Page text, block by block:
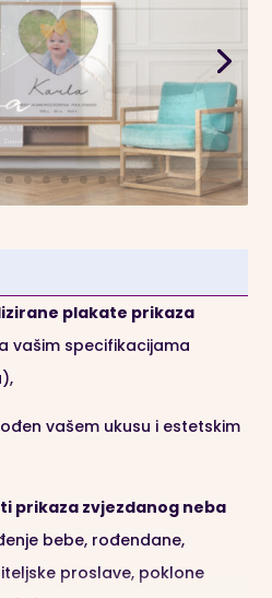
plakate prikaza
vašim specifikacijama
vašem ukusu i estetskim
prikaza zvjezdanog neba
bebe, rođendane,
proslave, poklone